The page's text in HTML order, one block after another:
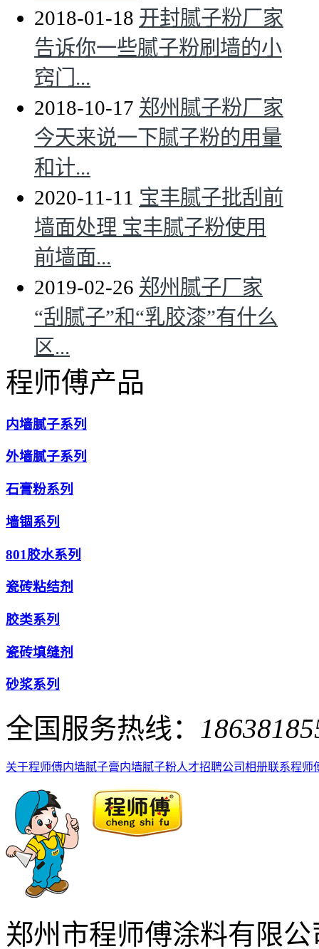
2018-01-18 开封腻子粉厂家
告诉你一些腻子粉刷墙的小
窍门...
2018-10-17 郑州腻子粉厂家
今天来说一下腻子粉的用量
和计...
2020-11-11 宝丰腻子批刮前
墙面处理 宝丰腻子粉使用
前墙面...
2019-02-26 郑州腻子厂家
“刮腻子”和“乳胶漆”有什么
区...
程师傅产品
内墙腻子系列
外墙腻子系列
石膏粉系列
墙锢系列
801胶水系列
瓷砖粘结剂
胶类系列
瓷砖填缝剂
砂浆系列
全国服务热线：
关于程师傅内墙腻子膏内墙腻子粉人才招聘公司相册联系程师
郑州市程师傅涂料有限公